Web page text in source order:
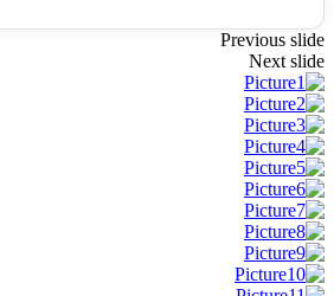
Previous slide
Next slide